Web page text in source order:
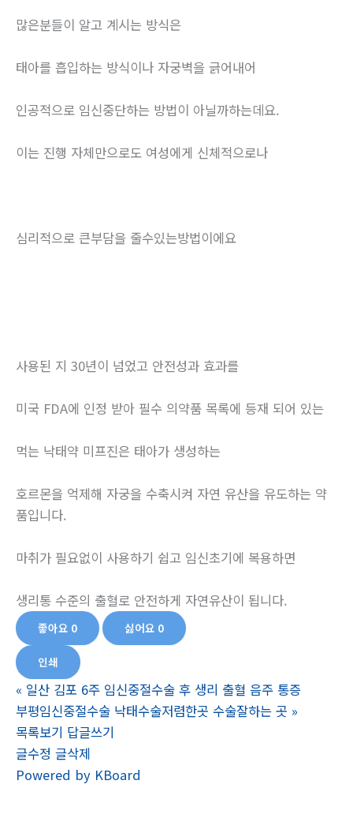
많은분들이 알고 계시는 방식은
태아를 흡입하는 방식이나 자궁벽을 긁어내어
인공적으로 임신중단하는 방법이 아닐까하는데요.
이는 진행 자체만으로도 여성에게 신체적으로나
심리적으로 큰부담을 줄수있는방법이에요
사용된 지 30년이 넘었고 안전성과 효과를
미국 FDA에 인정 받아 필수 의약품 목록에 등재 되어 있는
먹는 낙태약 미프진은 태아가 생성하는
호르몬을 억제해 자궁을 수축시켜 자연 유산을 유도하는 약
품입니다.
마취가 필요없이 사용하기 쉽고 임신초기에 복용하면
생리통 수준의 출혈로 안전하게 자연유산이 됩니다.
좋아요 0 싫어요 0
인쇄
« 일산 김포 6주 임신중절수술 후 생리 출혈 음주 통증
부평임신중절수술 낙태수술저렴한곳 수술잘하는 곳 »
목록보기 답글쓰기
글수정 글삭제
Powered by KBoard